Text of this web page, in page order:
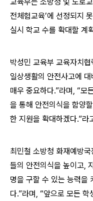
전체험교육’에 선정되지
실시 학교 수를 확대할 계
박성민 교육부 교육자치
일상생활의 안전사고에
매우 중요하다.”라며, “모
을 통해 안전의식을 함양
한 지원을 확대하겠다.”라
최민철 소방청 화재예방
들의 안전의식을 높이고,
명을 구할 수 있는 능력을
다.”라며, “앞으로 모든 학